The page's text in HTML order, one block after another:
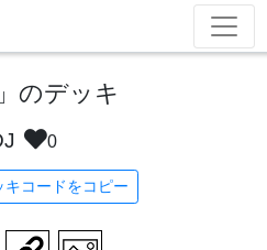
のデッキ
0
キコードをコピー